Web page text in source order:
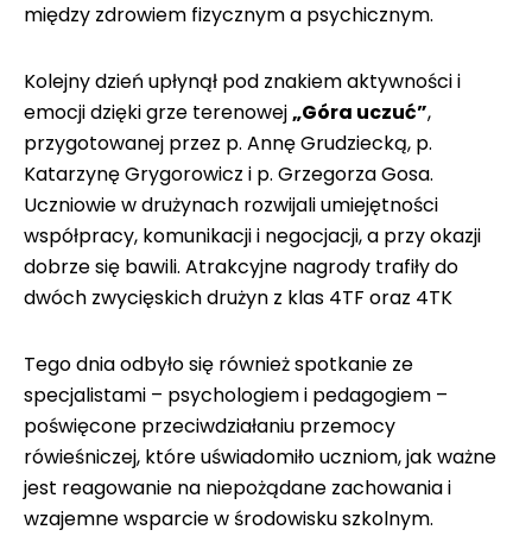
między zdrowiem fizycznym a psychicznym.
Kolejny dzień upłynął pod znakiem aktywności i
emocji dzięki grze terenowej„Góra uczuć”,
przygotowanej przez p. Annę Grudziecką, p.
Katarzynę Grygorowicz i p. Grzegorza Gosa.
Uczniowie w drużynach rozwijali umiejętności
współpracy, komunikacji i negocjacji, a przy okazji
dobrze się bawili. Atrakcyjne nagrody trafiły do
dwóch zwycięskich drużyn z klas 4TF oraz 4TK
Tego dnia odbyło się również spotkanie ze
specjalistami – psychologiem i pedagogiem –
poświęcone przeciwdziałaniu przemocy
rówieśniczej, które uświadomiło uczniom, jak ważne
jest reagowanie na niepożądane zachowania i
wzajemne wsparcie w środowisku szkolnym.